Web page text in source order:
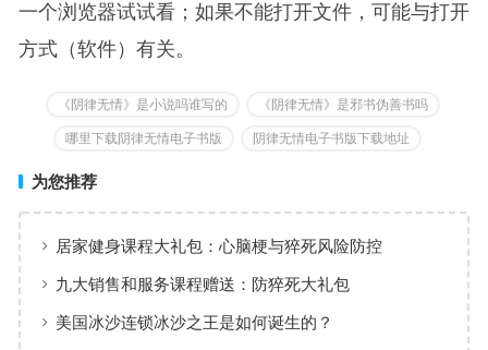
一个浏览器试试看；如果不能打开文件，可能与打开
方式（软件）有关。
《阴律无情》是小说吗谁写的 《阴律无情》是邪书伪善书吗
哪里下载阴律无情电子书版 阴律无情电子书版下载地址
为您推荐
居家健身课程大礼包：心脑梗与猝死风险防控
九大销售和服务课程赠送：防猝死大礼包
美国冰沙连锁冰沙之王是如何诞生的？